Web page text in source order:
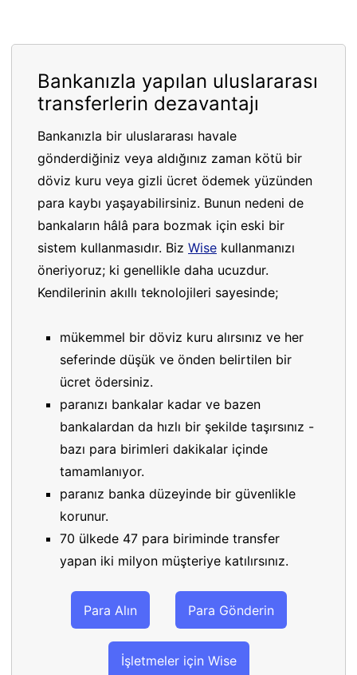
Bankanızla yapılan uluslararası
transferlerin dezavantajı
Bankanızla bir uluslararası havale
gönderdiğiniz veya aldığınız zaman kötü bir
döviz kuru veya gizli ücret ödemek yüzünden
para kaybı yaşayabilirsiniz. Bunun nedeni de
bankaların hâlâ para bozmak için eski bir
sistem kullanmasıdır. Biz Wise kullanmanızı
öneriyoruz; ki genellikle daha ucuzdur.
Kendilerinin akıllı teknolojileri sayesinde;
mükemmel bir döviz kuru alırsınız ve her
seferinde düşük ve önden belirtilen bir
ücret ödersiniz.
paranızı bankalar kadar ve bazen
bankalardan da hızlı bir şekilde taşırsınız -
bazı para birimleri dakikalar içinde
tamamlanıyor.
paranız banka düzeyinde bir güvenlikle
korunur.
70 ülkede 47 para biriminde transfer
yapan iki milyon müşteriye katılırsınız.
Para Alın Para Gönderin
İşletmeler için Wise